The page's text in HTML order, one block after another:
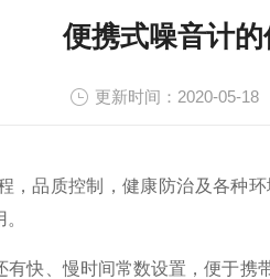
便携式噪音计
更新时间：2020-05-
，品质控制，健康防治及各种
、慢时间常数设置，便于携